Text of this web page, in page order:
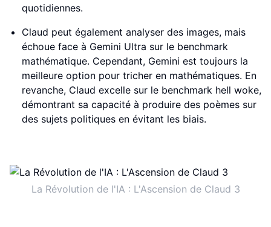
quotidiennes.
Claud peut également analyser des images, mais
échoue face à Gemini Ultra sur le benchmark
mathématique. Cependant, Gemini est toujours la
meilleure option pour tricher en mathématiques. En
revanche, Claud excelle sur le benchmark hell woke,
démontrant sa capacité à produire des poèmes sur
des sujets politiques en évitant les biais.
La Révolution de l'IA : L'Ascension de Claud 3